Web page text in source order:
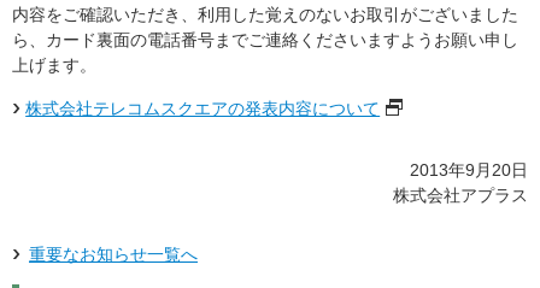
内容をご確認いただき、利用した覚えのないお取引がございました
ら、カード裏面の電話番号までご連絡くださいますようお願い申し
上げます。
株式会社テレコムスクエアの発表内容について
2013年9月20日
株式会社アプラス
重要なお知らせ一覧へ